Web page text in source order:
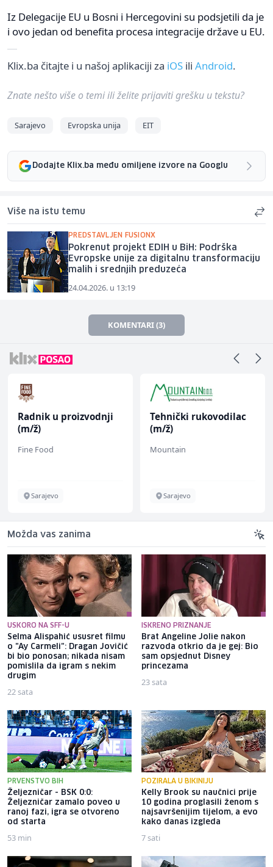
Iz Delegacije EU u Bosni i Hercegovini su podsjetili da je
i ovo jedan od benefita procesa integracije države u EU.
Klix.ba čitajte i u našoj aplikaciji za iOS ili Android.
Znate nešto više o temi ili želite prijaviti grešku u tekstu?
Sarajevo Evropska unija EIT
Dodajte Klix.ba među omiljene izvore na Googlu
Više na istu temu
PREDSTAVLJEN FUSIONX
Pokrenut projekt EDIH u BiH: Podrška
Evropske unije za digitalnu transformaciju
malih i srednjih preduzeća
24.04.2026. u 13:19
KOMENTARI (3)
Radnik u proizvodnji
(m/ž)
Fine Food
Sarajevo
Tehnički rukovodilac
(m/ž)
Mountain
Sarajevo
Možda vas zanima
USKORO NA SFF-U
Selma Alispahić ususret filmu
o "Ay Carmeli": Dragan Jovičić
bi bio ponosan; nikada nisam
pomislila da igram s nekim
drugim
22 sata
ISKRENO PRIZNANJE
Brat Angeline Jolie nakon
razvoda otkrio da je gej: Bio
sam opsjednut Disney
princezama
23 sata
PRVENSTVO BIH
Željezničar - BSK 0:0:
Željezničar zamalo poveo u
ranoj fazi, igra se otvoreno
od starta
53 min
POZIRALA U BIKINIJU
Kelly Brook su naučnici prije
10 godina proglasili ženom s
najsavršenijim tijelom, a evo
kako danas izgleda
7 sati